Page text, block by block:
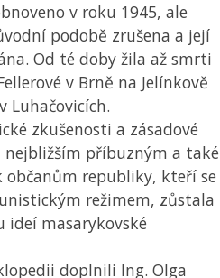
v roku 1945, ale
podobě zrušena a její
Od té doby žila až smrti
v Brně na Jelínkově
Luhačovicích.
zkušenosti a zásadové
nejbližším příbuzným a také
republiky, kteří se
režimem, zůstala
ideí masarykovské
doplnili Ing. Olga